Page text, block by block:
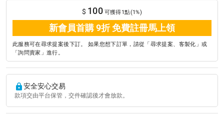
$ 100 可獲得1點(1%)
新會員首購 9折 免費註冊馬上領
此服務可在尋求提案後下訂。 如果您想下訂單，請從「尋求提案、客製化」或
「詢問賣家」進行。
安全安心交易
款項交由平台保管，交件確認後才會放款。